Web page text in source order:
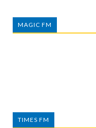
MAGIC FM
TIMES FM